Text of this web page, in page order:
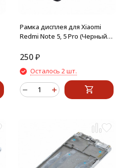
Рамка дисплея для Xiaomi
Redmi Note 5, 5 Pro (Черный)
250₽
Осталось 2 шт.